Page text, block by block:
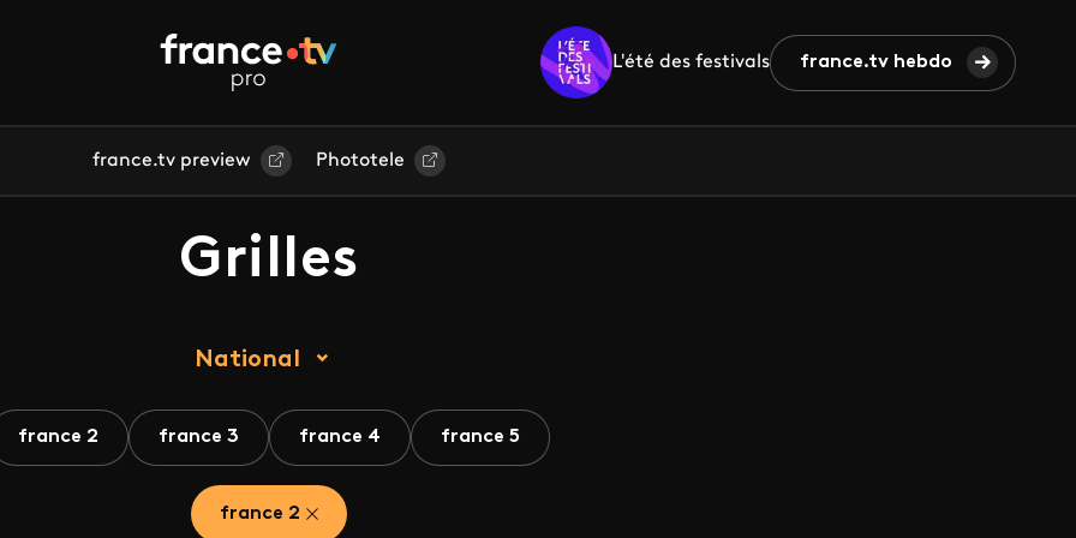
L'été des festivals france.tv hebdo
france.tv preview Phototele
Grilles
National
france 2 france 3 france 4 france 5
france 2